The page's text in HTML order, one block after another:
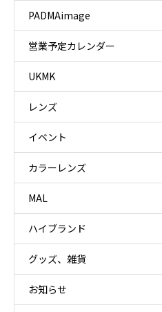
PADMAimage
営業予定カレンダー
UKMK
レンズ
イベント
カラーレンズ
MAL
ハイブランド
グッズ、雑貨
お知らせ